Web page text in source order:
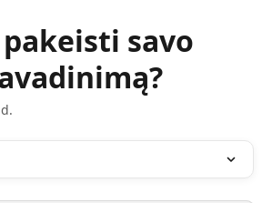
savo